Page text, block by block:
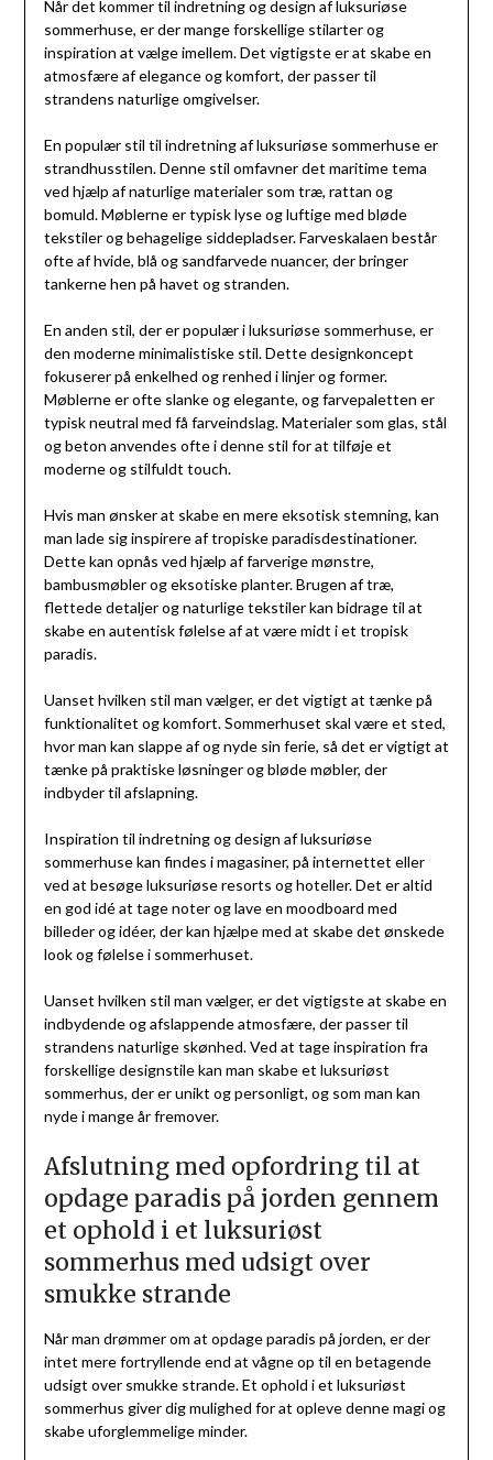
Når det kommer til indretning og design af luksuriøse
sommerhuse, er der mange forskellige stilarter og
inspiration at vælge imellem. Det vigtigste er at skabe en
atmosfære af elegance og komfort, der passer til
strandens naturlige omgivelser.
En populær stil til indretning af luksuriøse sommerhuse er
strandhusstilen. Denne stil omfavner det maritime tema
ved hjælp af naturlige materialer som træ, rattan og
bomuld. Møblerne er typisk lyse og luftige med bløde
tekstiler og behagelige siddepladser. Farveskalaen består
ofte af hvide, blå og sandfarvede nuancer, der bringer
tankerne hen på havet og stranden.
En anden stil, der er populær i luksuriøse sommerhuse, er
den moderne minimalistiske stil. Dette designkoncept
fokuserer på enkelhed og renhed i linjer og former.
Møblerne er ofte slanke og elegante, og farvepaletten er
typisk neutral med få farveindslag. Materialer som glas, stål
og beton anvendes ofte i denne stil for at tilføje et
moderne og stilfuldt touch.
Hvis man ønsker at skabe en mere eksotisk stemning, kan
man lade sig inspirere af tropiske paradisdestinationer.
Dette kan opnås ved hjælp af farverige mønstre,
bambusmøbler og eksotiske planter. Brugen af træ,
flettede detaljer og naturlige tekstiler kan bidrage til at
skabe en autentisk følelse af at være midt i et tropisk
paradis.
Uanset hvilken stil man vælger, er det vigtigt at tænke på
funktionalitet og komfort. Sommerhuset skal være et sted,
hvor man kan slappe af og nyde sin ferie, så det er vigtigt at
tænke på praktiske løsninger og bløde møbler, der
indbyder til afslapning.
Inspiration til indretning og design af luksuriøse
sommerhuse kan findes i magasiner, på internettet eller
ved at besøge luksuriøse resorts og hoteller. Det er altid
en god idé at tage noter og lave en moodboard med
billeder og idéer, der kan hjælpe med at skabe det ønskede
look og følelse i sommerhuset.
Uanset hvilken stil man vælger, er det vigtigste at skabe en
indbydende og afslappende atmosfære, der passer til
strandens naturlige skønhed. Ved at tage inspiration fra
forskellige designstile kan man skabe et luksuriøst
sommerhus, der er unikt og personligt, og som man kan
nyde i mange år fremover.
Afslutning med opfordring til at
opdage paradis på jorden gennem
et ophold i et luksuriøst
sommerhus med udsigt over
smukke strande
Når man drømmer om at opdage paradis på jorden, er der
intet mere fortryllende end at vågne op til en betagende
udsigt over smukke strande. Et ophold i et luksuriøst
sommerhus giver dig mulighed for at opleve denne magi og
skabe uforglemmelige minder.